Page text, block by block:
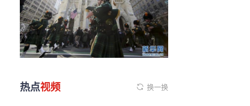
热点视频 换一换